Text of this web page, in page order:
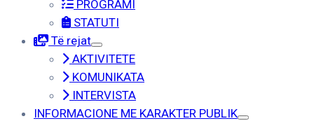
PROGRAMI
STATUTI
Të rejat
AKTIVITETE
KOMUNIKATA
INTERVISTA
INFORMACIONE ME KARAKTER PUBLIK